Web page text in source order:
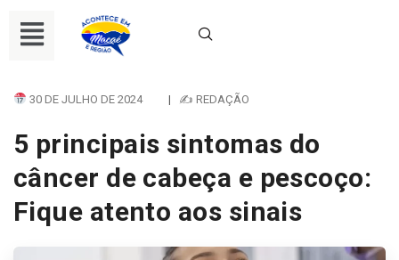
30 DE JULHO DE 2024 | ✍ REDAÇÃO
5 principais sintomas do
câncer de cabeça e pescoço:
Fique atento aos sinais